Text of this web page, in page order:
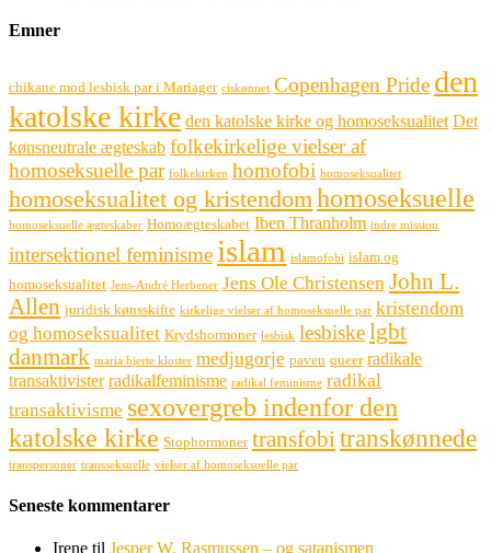
Emner
chikane mod lesbisk par i Mariager ciskønnet Copenhagen Pride den
katolske kirke den katolske kirke og homoseksualitet Det
kønsneutrale ægteskab folkekirkelige vielser af
homoseksuelle par folkekirken homofobi homoseksualitet
homoseksualitet og kristendom homoseksuelle
homoseksuelle ægteskaber Homoægteskabet Iben Thranholm indre mission
intersektionel feminisme islam islamofobi islam og
homoseksualitet Jens-André Herbener Jens Ole Christensen John L.
Allen juridisk kønsskifte kirkelige vielser af homoseksuelle par kristendom
og homoseksualitet Krydshormoner lesbisk lesbiskelgbt
danmark maria hjerte kloster medjugorje paven queer radikale
transaktivister radikalfeminisme radikal feminisme radikal
transaktivisme sexovergreb indenfor den
katolske kirke Stophormoner transfobi transkønnede
transpersoner transseksuelle vielser af homoseksuelle par
Seneste kommentarer
Irene til Jesper W. Rasmussen – og satanismen